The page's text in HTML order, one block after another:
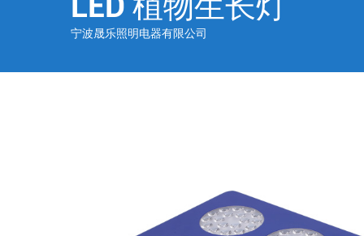
宁波晟乐照明电器有限公司